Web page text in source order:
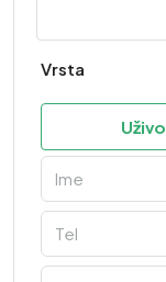
Vrsta
Uživo